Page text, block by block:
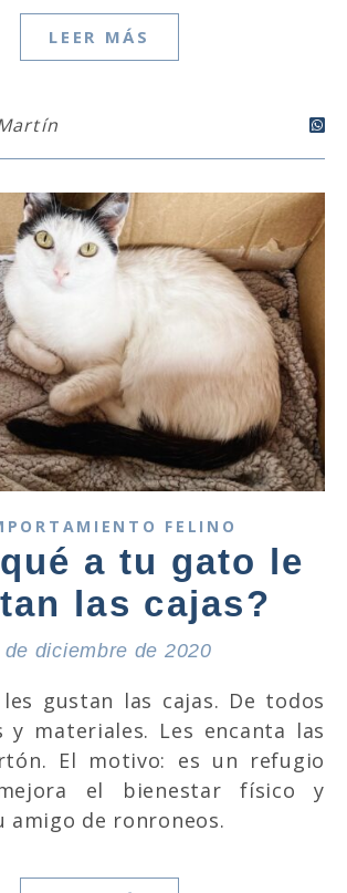
LEER MÁS
FELINO
a tu gato le
las cajas?
de diciembre de 2020
y materiales. Les encanta las
El motivo: es un refugio
el bienestar físico y
amigo de ronroneos.